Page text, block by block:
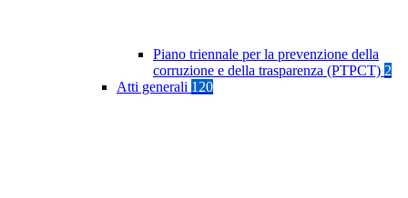
Piano triennale per la prevenzione della
corruzione e della trasparenza (PTPCT) 2
Atti generali 120